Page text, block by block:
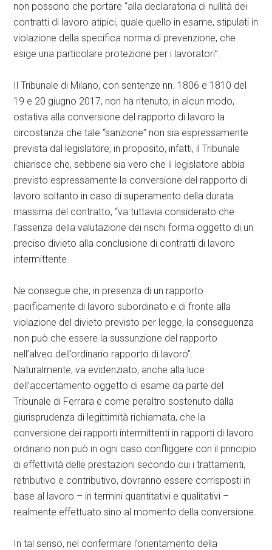
non possono che portare “alla declaratoria di nullità dei
contratti di lavoro atipici, quale quello in esame, stipulati in
violazione della specifica norma di prevenzione, che
esige una particolare protezione per i lavoratori”.
Il Tribunale di Milano, con sentenze nn. 1806 e 1810 del
19 e 20 giugno 2017, non ha ritenuto, in alcun modo,
ostativa alla conversione del rapporto di lavoro la
circostanza che tale “sanzione” non sia espressamente
prevista dal legislatore; in proposito, infatti, il Tribunale
chiarisce che, sebbene sia vero che il legislatore abbia
previsto espressamente la conversione del rapporto di
lavoro soltanto in caso di superamento della durata
massima del contratto, “va tuttavia considerato che
l’assenza della valutazione dei rischi forma oggetto di un
preciso divieto alla conclusione di contratti di lavoro
intermittente.
Ne consegue che, in presenza di un rapporto
pacificamente di lavoro subordinato e di fronte alla
violazione del divieto previsto per legge, la conseguenza
non può che essere la sussunzione del rapporto
nell’alveo dell’ordinario rapporto di lavoro”.
Naturalmente, va evidenziato, anche alla luce
dell’accertamento oggetto di esame da parte del
Tribunale di Ferrara e come peraltro sostenuto dalla
giurisprudenza di legittimità richiamata, che la
conversione dei rapporti intermittenti in rapporti di lavoro
ordinario non può in ogni caso confliggere con il principio
di effettività delle prestazioni secondo cui i trattamenti,
retributivo e contributivo, dovranno essere corrisposti in
base al lavoro – in termini quantitativi e qualitativi –
realmente effettuato sino al momento della conversione.
In tal senso, nel confermare l’orientamento della